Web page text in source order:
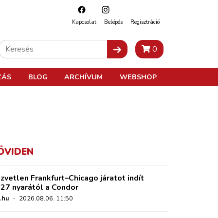
Kapcsolat Belépés Regisztráció
0
BLOG ARCHÍVUM WEBSHOP
Frankfurt–Chicago járatot indít
nyarától a Condor
· 2026.08.06. 11:50